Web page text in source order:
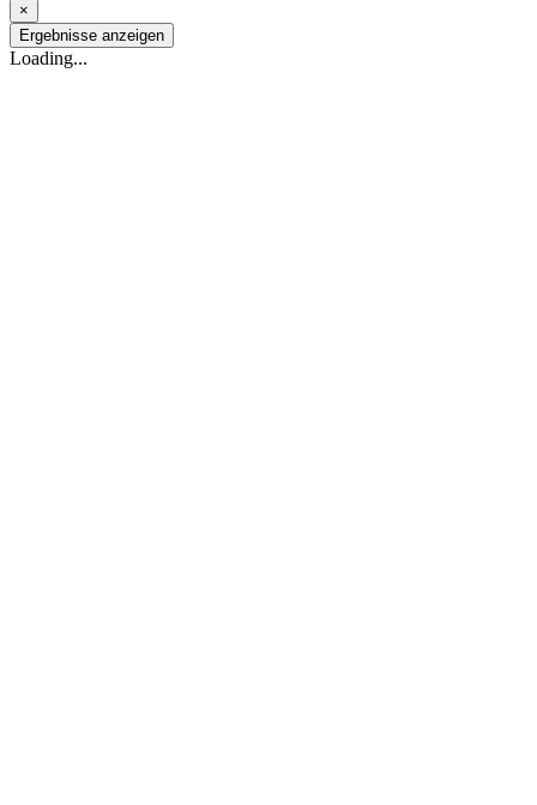
×
Ergebnisse anzeigen
Loading...